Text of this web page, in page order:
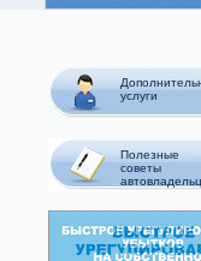
услуги
Полезные
советы